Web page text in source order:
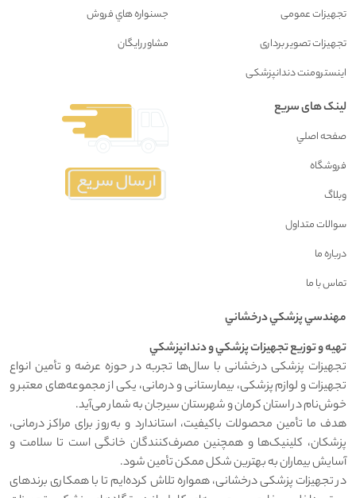
تجهیزات عمومی
تجهیزات تصویر برداری
اینسترومنت دندانپزشکی
جسنواره هاي فروش
مشاور رايگان
لینک های سریع
صفحه اصلي
فروشگاه
وبلاگ
سوالات متداول
درباره ما
تماس با ما
مهندسي پزشکي درخشاني
تهيه و توزيع تجهيزات پزشکي و دندانپزشکي
تجهیزات پزشکی درخشانی با سال‌ها تجربه در حوزه عرضه و تأمین انواع
تجهیزات و لوازم پزشکی، بیمارستانی و درمانی، یکی از مجموعه‌های معتبر و
خوش‌نام در استان کرمان و شهرستان سیرجان به شمار می‌آید.
هدف ما تأمین محصولات باکیفیت، استاندارد و به‌روز برای مراکز درمانی،
پزشکان، کلینیک‌ها و همچنین مصرف‌کنندگان خانگی است تا سلامت و
آسایش بیماران به بهترین شکل ممکن تأمین شود.
در تجهیزات پزشکی درخشانی، همواره تلاش کرده‌ایم تا با همکاری برندهای